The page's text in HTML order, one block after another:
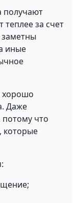
получают
теплее за счет
иные
хорошо
Даже
потому что
которые